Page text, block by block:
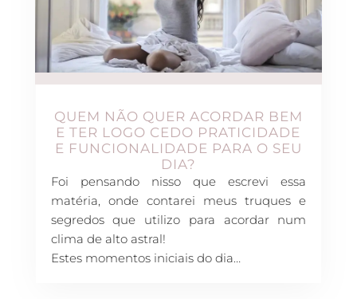
QUEM NÃO QUER ACORDAR BEM
E TER LOGO CEDO PRATICIDADE
E FUNCIONALIDADE PARA O SEU
DIA?
Foi pensando nisso que escrevi essa
matéria, onde contarei meus truques e
segredos que utilizo para acordar num
clima de alto astral!
Estes momentos iniciais do dia…